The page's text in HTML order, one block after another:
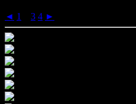
◄ 1 3 4 ►